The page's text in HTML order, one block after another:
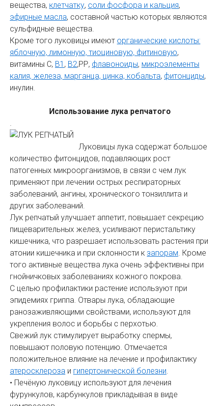
вещества, клетчатку, соли фосфора и кальция,
эфирные масла, составной частью которых являются
сульфидные вещества.
Кроме того луковицы имеют органические кислоты:
яблочную, лимонную, тиоциновую, фитиновую,
витамины С, В1 , В2,РР, флавоноиды, микроэлементы
калия, железа, марганца, цинка, кобальта, фитонциды,
инулин.
Использование лука репчатого
.
Луковицы лука содержат большое
количество фитонцидов, подавляющих рост
патогенных микроорганизмов, в связи с чем лук
применяют при лечении острых респираторных
заболеваний, ангины, хронического тонзиллита и
других заболеваний.
Лук репчатый улучшает аппетит, повышает секрецию
пищеварительных желез, усиливают перистальтику
кишечника, что разрешает использовать растения при
атонии кишечника и при склонности к запорам. Кроме
того активные вещества лука очень эффективны при
гнойничковых заболеваниях кожного покрова.
С целью профилактики растение используют при
эпидемиях гриппа. Отвары лука, обладающие
ранозаживляющими свойствами, используют для
укрепления волос и борьбы с перхотью.
Свежий лук стимулирует выработку спермы,
повышают половую потенцию. Отмечается
положительное влияние на лечение и профилактику
атеросклероза и гипертонической болезни.
• Печёную луковицу используют для лечения
фурункулов, карбункулов прикладывая в виде